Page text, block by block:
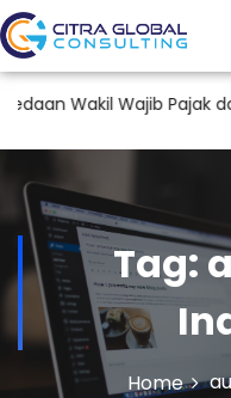
Wakil Wajib Pajak dan
Tag:
Home